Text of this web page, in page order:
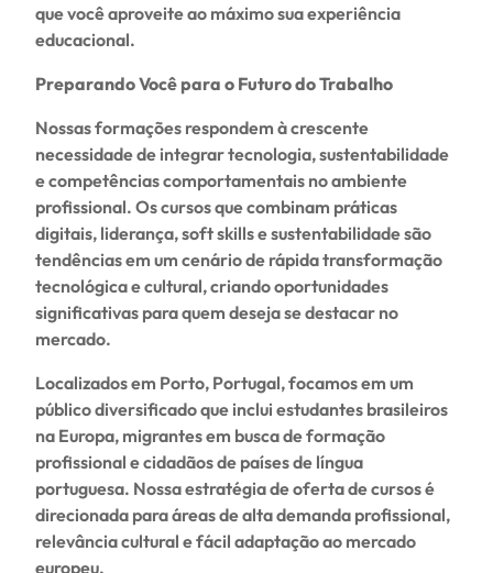
que você aproveite ao máximo sua experiência
educacional.
Preparando Você para o Futuro do Trabalho
Nossas formações respondem à crescente
necessidade de integrar tecnologia, sustentabilidade
e competências comportamentais no ambiente
profissional. Os cursos que combinam práticas
digitais, liderança, soft skills e sustentabilidade são
tendências em um cenário de rápida transformação
tecnológica e cultural, criando oportunidades
significativas para quem deseja se destacar no
mercado.
Localizados em Porto, Portugal, focamos em um
público diversificado que inclui estudantes brasileiros
na Europa, migrantes em busca de formação
profissional e cidadãos de países de língua
portuguesa. Nossa estratégia de oferta de cursos é
direcionada para áreas de alta demanda profissional,
relevância cultural e fácil adaptação ao mercado
europeu.